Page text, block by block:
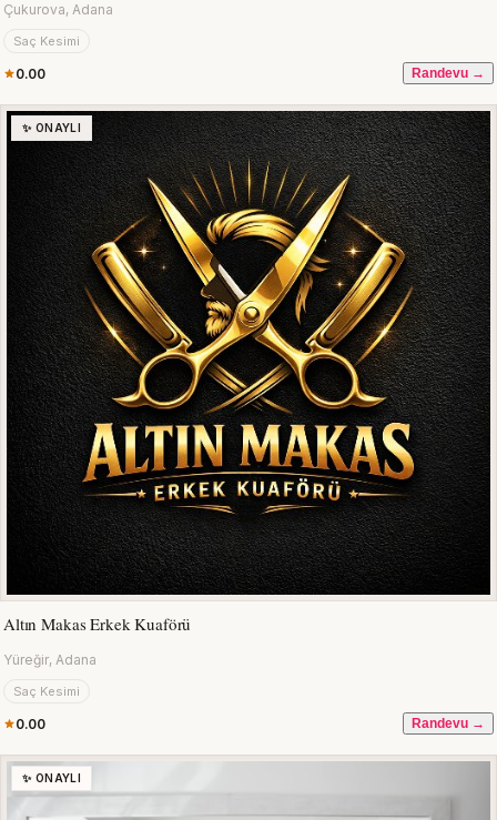
Çukurova, Adana
Saç Kesimi
0.00 Randevu →
✨ ONAYLI
Altın Makas Erkek Kuaförü
Yüreğir, Adana
Saç Kesimi
0.00 Randevu →
✨ ONAYLI